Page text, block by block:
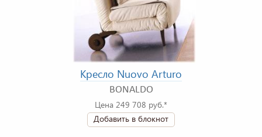
Кресло Nuovo Arturo
BONALDO
Цена 249 708 руб.*
Добавить в блокнот